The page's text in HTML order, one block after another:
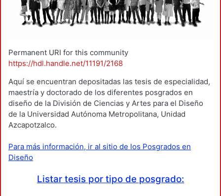
Permanent URI for this community
https://hdl.handle.net/11191/2168
Aquí se encuentran depositadas las tesis de especialidad,
maestría y doctorado de los diferentes posgrados en
diseño de la División de Ciencias y Artes para el Diseño
de la Universidad Autónoma Metropolitana, Unidad
Azcapotzalco.
Para más información, ir al sitio de los Posgrados en
Diseño
Listar tesis por tipo de posgrado: